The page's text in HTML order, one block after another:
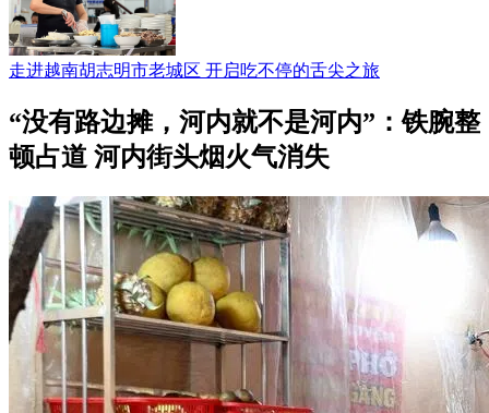
走进越南胡志明市老城区 开启吃不停的舌尖之旅
“没有路边摊，河内就不是河内”：铁腕整
顿占道 河内街头烟火气消失